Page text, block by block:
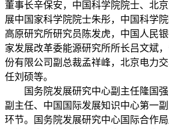
董事长辛保安，中国科学院院士、北
展中国家科学院院士朱彤，中国科学
高原研究所研究员陈发虎，中国人民
家发展改革委能源研究所所长吕文斌
份有限公司副总裁孟祥峰，北京电力
任刘硕等。
国务院发展研究中心副主任隆国
副主任、中国国际发展知识中心第一
环节。国务院发展研究中心国际合作